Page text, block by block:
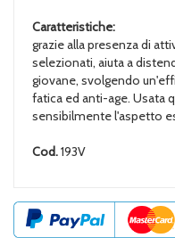
Caratteristiche:
grazie alla presenza di
selezionati, aiuta a
giovane, svolgendo
fatica ed anti-age. Usata
sensibilmente l'aspetto
Cod.193V